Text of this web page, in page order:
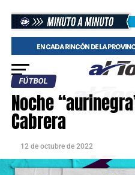
FÚTBOL
Noche
Cabrera
12 de octubre de 2022